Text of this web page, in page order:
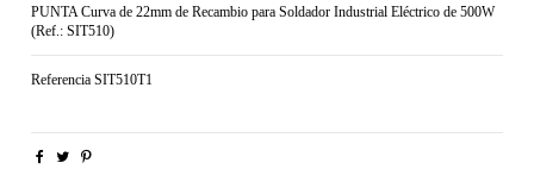
PUNTA Curva de 22mm de Recambio para Soldador Industrial Eléctrico de 500W
(Ref.: SIT510)
Referencia SIT510T1